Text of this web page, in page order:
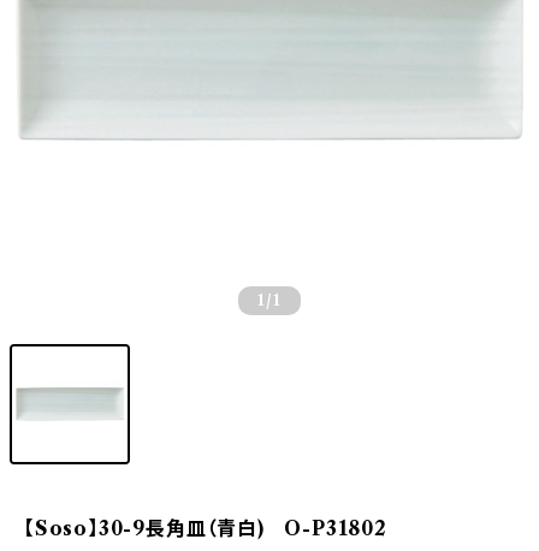
1 /1
【Soso】30-9長角皿（青白) O-P31802